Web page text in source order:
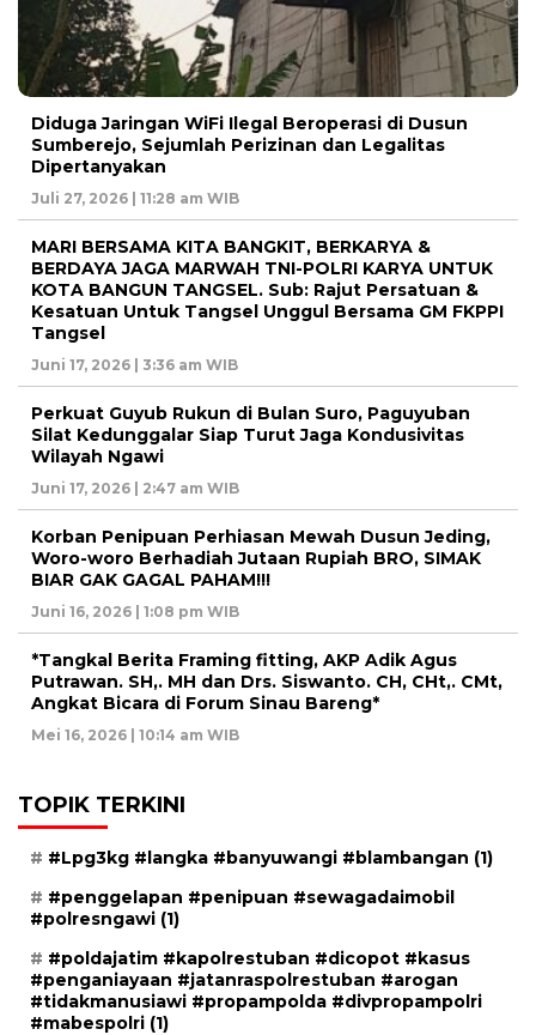
Diduga Jaringan WiFi Ilegal Beroperasi di Dusun
Sumberejo, Sejumlah Perizinan dan Legalitas
Dipertanyakan
Juli 27, 2026 | 11:28 am WIB
MARI BERSAMA KITA BANGKIT, BERKARYA &
BERDAYA JAGA MARWAH TNI-POLRI KARYA UNTUK
KOTA BANGUN TANGSEL. Sub: Rajut Persatuan &
Kesatuan Untuk Tangsel Unggul Bersama GM FKPPI
Tangsel
Juni 17, 2026 | 3:36 am WIB
Perkuat Guyub Rukun di Bulan Suro, Paguyuban
Silat Kedunggalar Siap Turut Jaga Kondusivitas
Wilayah Ngawi
Juni 17, 2026 | 2:47 am WIB
Korban Penipuan Perhiasan Mewah Dusun Jeding,
Woro-woro Berhadiah Jutaan Rupiah BRO, SIMAK
BIAR GAK GAGAL PAHAM!!!
Juni 16, 2026 | 1:08 pm WIB
*Tangkal Berita Framing fitting, AKP Adik Agus
Putrawan. SH,. MH dan Drs. Siswanto. CH, CHt,. CMt,
Angkat Bicara di Forum Sinau Bareng*
Mei 16, 2026 | 10:14 am WIB
TOPIK TERKINI
#Lpg3kg #langka #banyuwangi #blambangan (1)
#penggelapan #penipuan #sewagadaimobil
#polresngawi (1)
#poldajatim #kapolrestuban #dicopot #kasus
#penganiayaan #jatanraspolrestuban #arogan
#tidakmanusiawi #propampolda #divpropampolri
#mabespolri (1)